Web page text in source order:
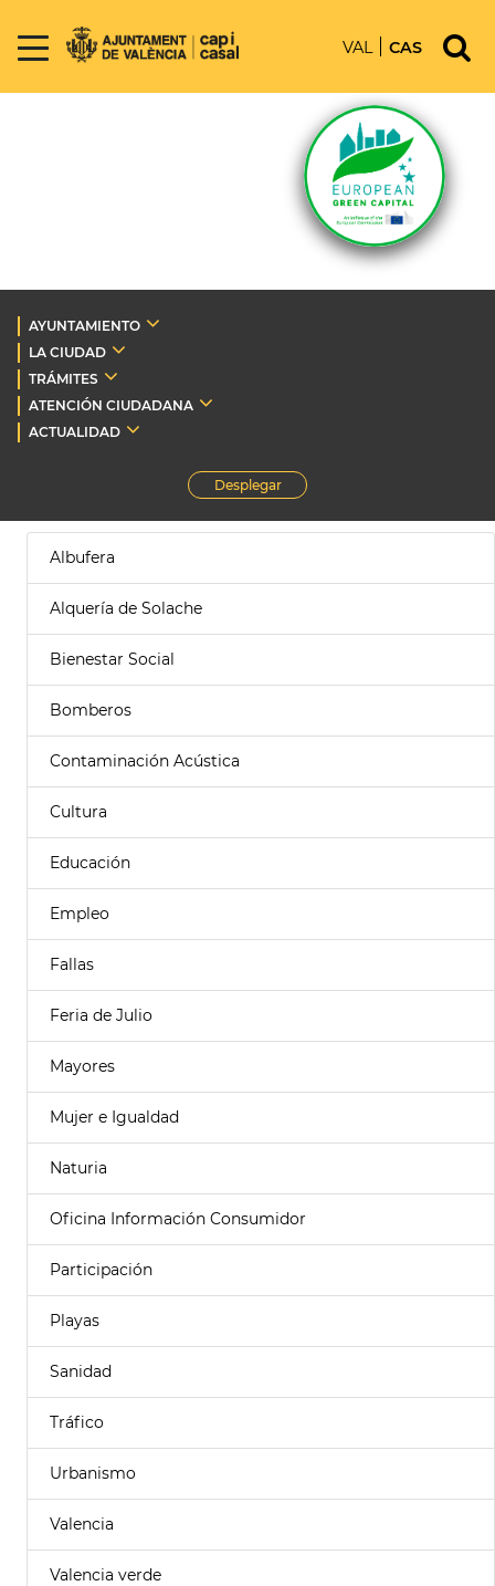
VAL CAS
AYUNTAMIENTO
LA CIUDAD
TRÁMITES
ATENCIÓN CIUDADANA
ACTUALIDAD
Desplegar
Albufera
Alquería de Solache
Bienestar Social
Bomberos
Contaminación Acústica
Cultura
Educación
Empleo
Fallas
Feria de Julio
Mayores
Mujer e Igualdad
Naturia
Oficina Información Consumidor
Participación
Playas
Sanidad
Tráfico
Urbanismo
Valencia
Valencia verde